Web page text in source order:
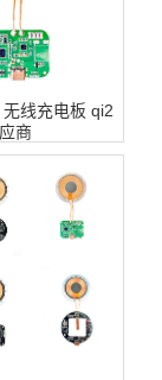
线充电板 qi2
商